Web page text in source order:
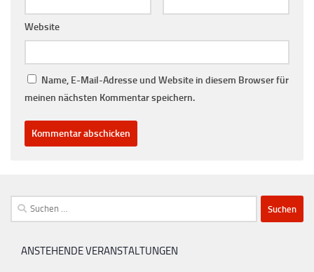
Website
Name, E-Mail-Adresse und Website in diesem Browser für
meinen nächsten Kommentar speichern.
Suchen
nach:
ANSTEHENDE VERANSTALTUNGEN